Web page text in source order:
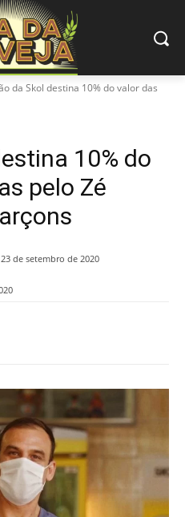
da Skol destina 10% do valor das
10% do
pelo Zé
23 de setembro de 2020